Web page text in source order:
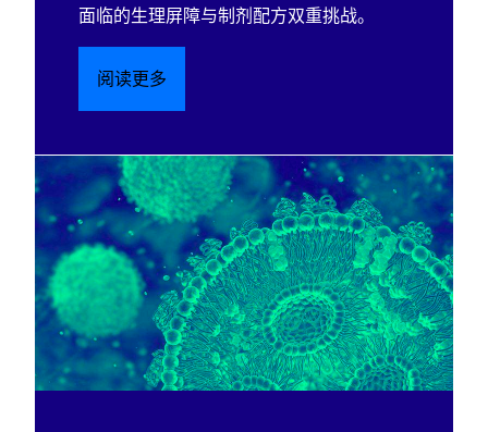
面临的生理屏障与制剂配方双重挑战。
阅读更多